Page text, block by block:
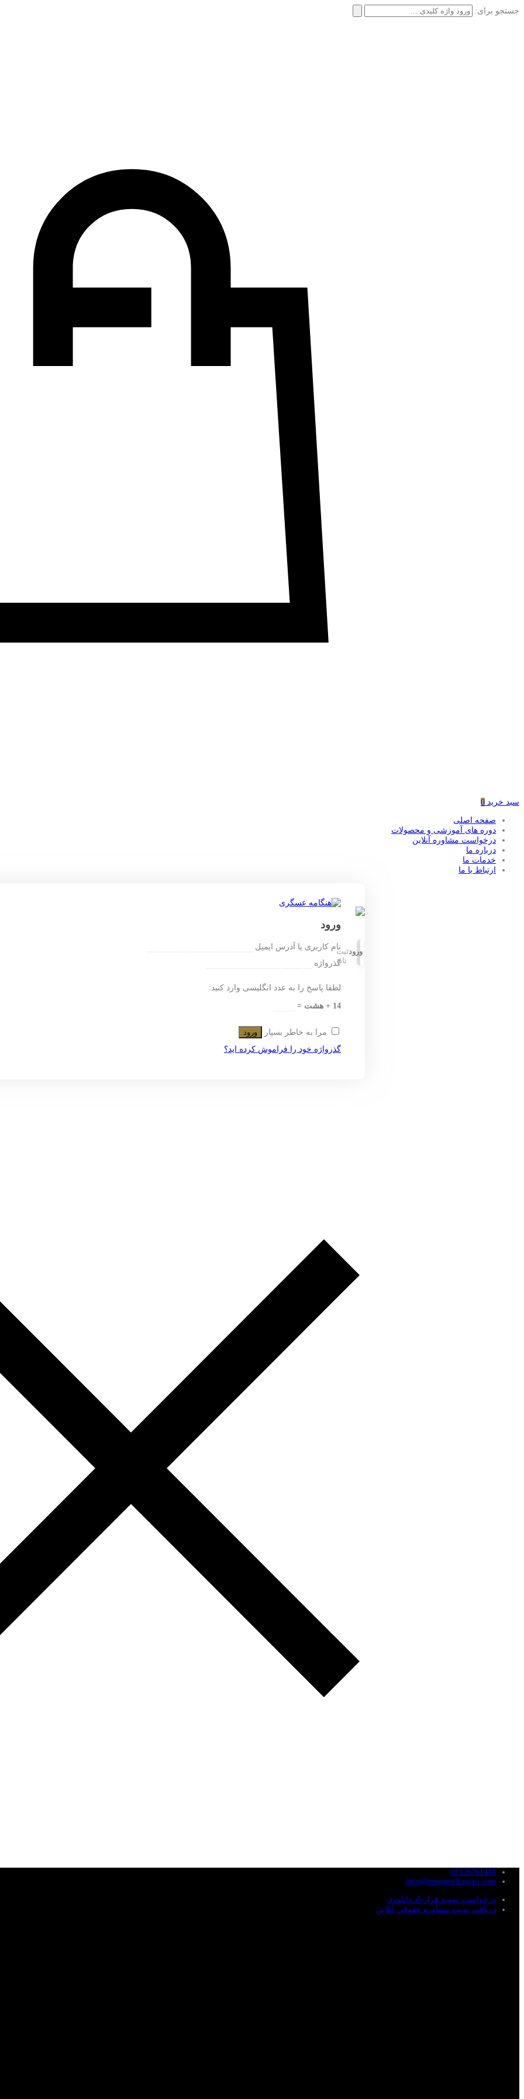
جستجو برای:
سبد خرید 0
صفحه اصلی
دوره های آموزشی و محصولات
درخواست مشاوره آنلاین
درباره ما
خدمات ما
ارتباط با ما
ورودثبت
نام
ورود
نام کاربری یا آدرس ایمیل
گذرواژه
لطفا پاسخ را به عدد انگلیسی وارد کنید:
14 + هشت =
مرا به خاطر بسپار
ورود
گذرواژه خود را فراموش کرده اید؟
02126761488
info@hengamehasgari.com
درخواست نمونه قرارداد دانلودی
دریافت نوبت مشاوره حقوقی آنلاین